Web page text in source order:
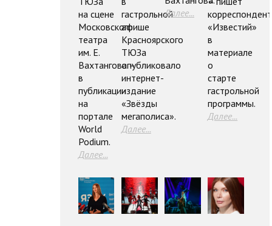
на сцене
Московского
театра
им. Е.
Вахтангова –
в
публикации
на
портале
World
Podium.
Далее...
гастрольной
афише
Красноярского
ТЮЗа
опубликовало
интернет-
издание
«Звёзды
мегаполиса».
Далее...
Далее...
корреспондент
«Известий»
в
материале
о
старте
гастрольной
программы.
Далее...